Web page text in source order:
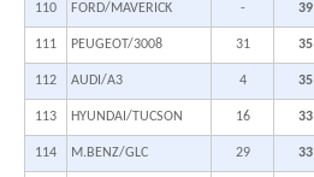
110 FORD/MAVERICK - 39
111 PEUGEOT/3008 31 35
112 AUDI/A3 4 35
113 HYUNDAI/TUCSON 16 33
114 M.BENZ/GLC 29 33